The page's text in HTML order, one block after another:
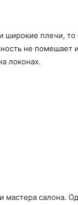
плечи, то
не
локонах.
мастера салона.